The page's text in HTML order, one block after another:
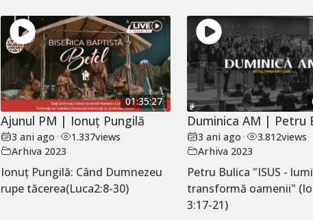
01:35:27
Ajunul PM | Ionuț Pungilă
3 ani ago • 1.337views
Arhiva 2023
Ionuț Pungilă: Când Dumnezeu
rupe tăcerea(Luca2:8-30)
Duminica AM | Petru
3 ani ago • 3.812views
Arhiva 2023
Petru Bulica "ISUS -
transformă oamenii"
3:17-21)